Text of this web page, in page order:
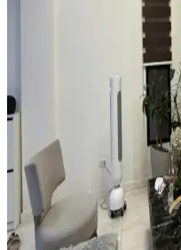
estetik bir yaşam alanı
Alan Halısı Seçiminde
Korumasının Önemi
Güneş ışığının zemin
seçimi ve UV engelleyici
halılar mekâna uyum sağlar,
tercih edilmelidir.
Yatak Odasında Halı
İpuçlarıyla Mekânın
Yatak odasında halı